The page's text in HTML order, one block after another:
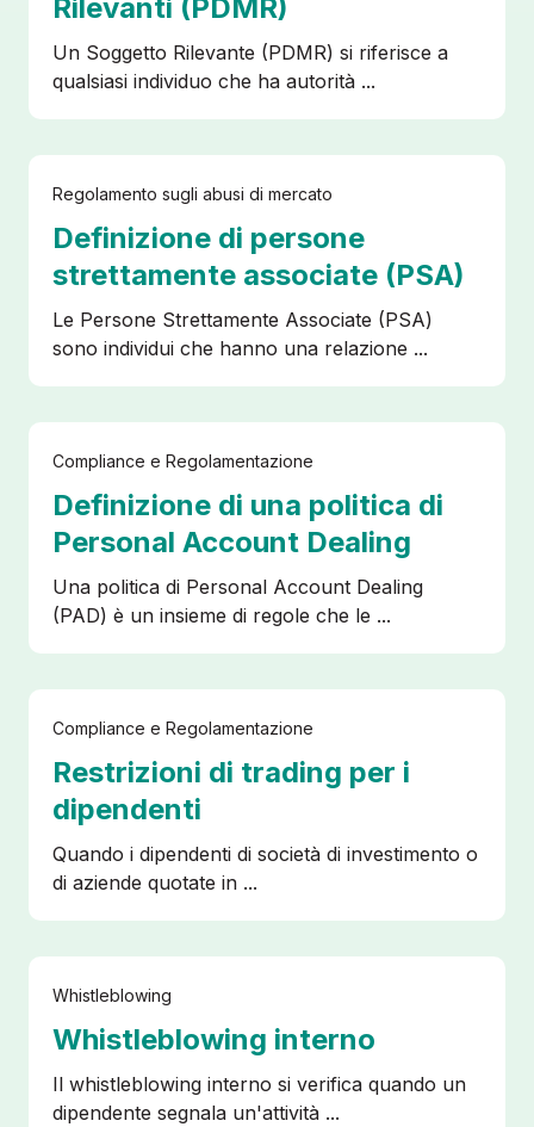
Rilevanti (PDMR)
Un Soggetto Rilevante (PDMR) si riferisce a
qualsiasi individuo che ha autorità ...
Regolamento sugli abusi di mercato
Definizione di persone
strettamente associate (PSA)
Le Persone Strettamente Associate (PSA)
sono individui che hanno una relazione ...
Compliance e Regolamentazione
Definizione di una politica di
Personal Account Dealing
Una politica di Personal Account Dealing
(PAD) è un insieme di regole che le ...
Compliance e Regolamentazione
Restrizioni di trading per i
dipendenti
Quando i dipendenti di società di investimento o
di aziende quotate in ...
Whistleblowing
Whistleblowing interno
Il whistleblowing interno si verifica quando un
dipendente segnala un'attività ...